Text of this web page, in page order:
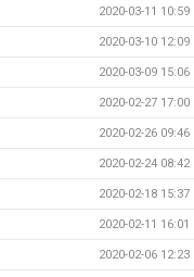
2020-03-11 10:59
2020-03-10 12:09
2020-03-09 15:06
2020-02-27 17:00
2020-02-26 09:46
2020-02-24 08:42
2020-02-18 15:37
2020-02-11 16:01
2020-02-06 12:23